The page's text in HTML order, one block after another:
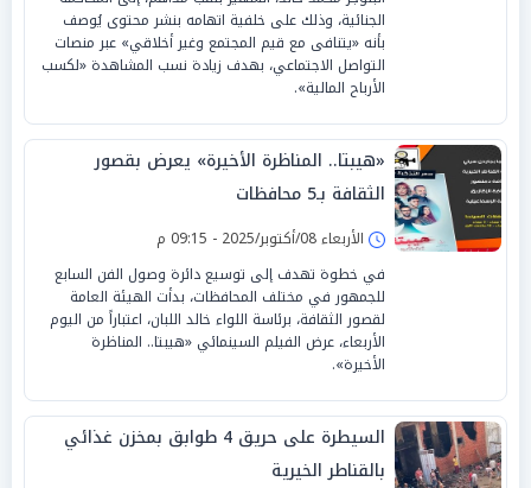
الجنائية، وذلك على خلفية اتهامه بنشر محتوى يُوصف
بأنه «يتنافى مع قيم المجتمع وغير أخلاقي» عبر منصات
التواصل الاجتماعي، بهدف زيادة نسب المشاهدة «لكسب
الأرباح المالية».
«هيبتا.. المناظرة الأخيرة» يعرض بقصور
الثقافة بـ5 محافظات
الأربعاء 08/أكتوبر/2025 - 09:15 م
في خطوة تهدف إلى توسيع دائرة وصول الفن السابع
للجمهور في مختلف المحافظات، بدأت الهيئة العامة
لقصور الثقافة، برئاسة اللواء خالد اللبان، اعتباراً من اليوم
الأربعاء، عرض الفيلم السينمائي «هيبتا.. المناظرة
الأخيرة».
السيطرة على حريق 4 طوابق بمخزن غذائي
بالقناطر الخيرية